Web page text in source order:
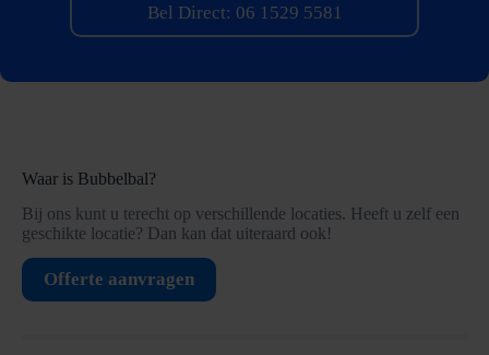
Bel Direct: 06 1529 5581
Waar is Bubbelbal?
Bij ons kunt u terecht op verschillende locaties. Heeft u zelf een
geschikte locatie? Dan kan dat uiteraard ook!
Offerte aanvragen